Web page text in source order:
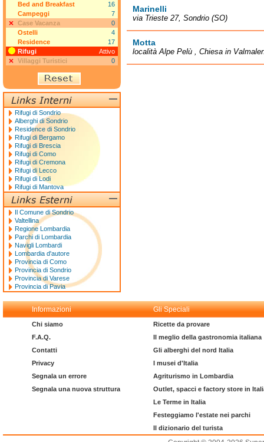
Marinelli
via Trieste 27, Sondrio (SO)
Motta
località Alpe Pelù , Chiesa in
Bed and Breakfast
16
Campeggi
7
Case Vacanza
0
Ostelli
4
Residence
17
Rifugi
Attivo
Villaggi Turistici
0
Rifugi di Sondrio
Alberghi di Sondrio
Residence di Sondrio
Rifugi di Bergamo
Rifugi di Brescia
Rifugi di Como
Rifugi di Cremona
Rifugi di Lecco
Rifugi di Lodi
Rifugi di Mantova
Il Comune di Sondrio
Valtellina
Regione Lombardia
Parchi di Lombardia
Navigli Lombardi
Lombardia d'autore
Provincia di Como
Provincia di Sondrio
Provincia di Varese
Provincia di Pavia
Informazioni Gli Speciali
Chi siamo
F.A.Q.
Contatti
Privacy
Segnala un errore
Segnala una nuova struttura
Ricette da provare
Il meglio della gastronomia italiana
Gli alberghi del nord Italia
I musei d'Italia
Agriturismo in Lombardia
Outlet, spacci e factory store in
Le Terme in Italia
Festeggiamo l'estate nei parchi
Il dizionario del turista